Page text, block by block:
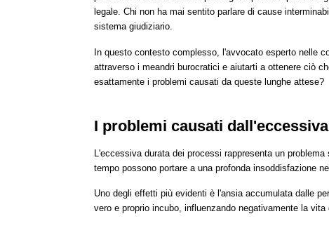
legale. Chi non ha mai sentito parlare di cause
sistema giudiziario.
In questo contesto complesso, l'avvocato esperto nelle
attraverso i meandri burocratici e aiutarti a ottenere ciò
esattamente i problemi causati da queste lunghe attese?
I problemi causati
L'eccessiva durata dei processi rappresenta un
tempo possono portare a una profonda insoddisfazione
Uno degli effetti più evidenti è l'ansia accumulata dalle
vero e proprio incubo, influenzando negativamente la